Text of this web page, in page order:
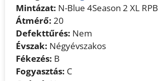
Mintázat: N-Blue 4Season 2 XL RPB
Átmérő: 20
Defekttűrés: Nem
Évszak: Négyévszakos
Fékezés: B
Fogyasztás: C